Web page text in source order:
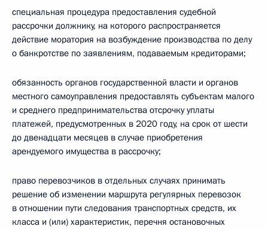
специальная процедура предоставления судебной
рассрочки должнику, на которого распространяется
действие моратория на возбуждение производства по делу
о банкротстве по заявлениям, подаваемым кредиторами;
обязанность органов государственной власти и органов
местного самоуправления предоставлять субъектам малого
и среднего предпринимательства отсрочку уплаты
платежей, предусмотренных в 2020 году, на срок от шести
до двенадцати месяцев в случае приобретения
арендуемого имущества в рассрочку;
право перевозчиков в отдельных случаях принимать
решение об изменении маршрута регулярных перевозок
в отношении пути следования транспортных средств, их
класса и (или) характеристик, перечня остановочных